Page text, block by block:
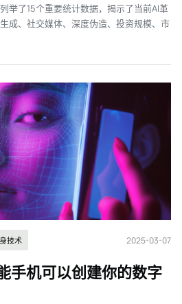
举了15个重要统计数据，揭示了当前AI革
成、社交媒体、深度伪造、投资规模、市
技术 2025-03-07
手机可以创建你的数字